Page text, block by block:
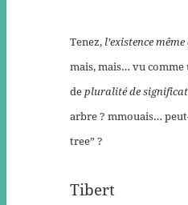
Tenez, l’existence
mais, mais… vu comme
depluralité de
arbre ? mmouais…
tree” ?
Tibert